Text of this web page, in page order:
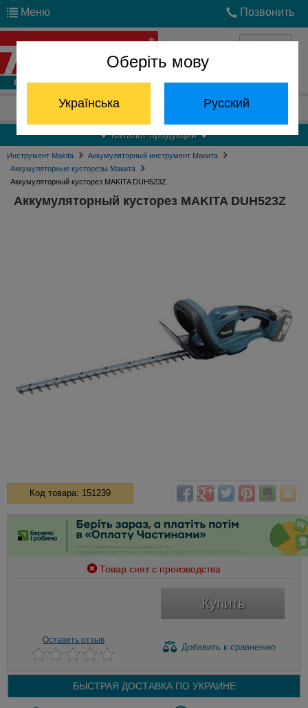
Оберіть мову
Українська Русский
Меню Позвонить
Войти
Отдел запчастей: (068) 824-24-24
Каталог продукции
Инструмент Makita
Аккумуляторный инструмент Макита
Аккумуляторные кусторезы Макита
Аккумуляторный кусторез MAKITA DUH523Z
Аккумуляторный кусторез MAKITA DUH523Z
Код товара: 151239
Товар снят с производства
Купить
Оставить отзыв
Добавить к сравнению
БЫСТРАЯ ДОСТАВКА ПО УКРАИНЕ